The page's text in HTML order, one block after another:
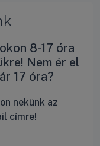
8-17 óra
Nem ér el
17 óra?
nekünk az
címre!